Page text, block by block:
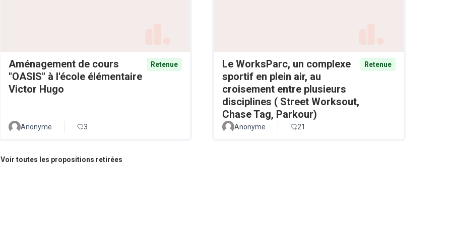
Aménagement de cours
"OASIS" à l'école élémentaire
Victor Hugo
Retenue
Anonyme 3
Le WorksParc, un complexe
sportif en plein air, au
croisement entre plusieurs
disciplines ( Street Worksout,
Chase Tag, Parkour)
Retenue
Anonyme 21
Voir toutes les propositions retirées